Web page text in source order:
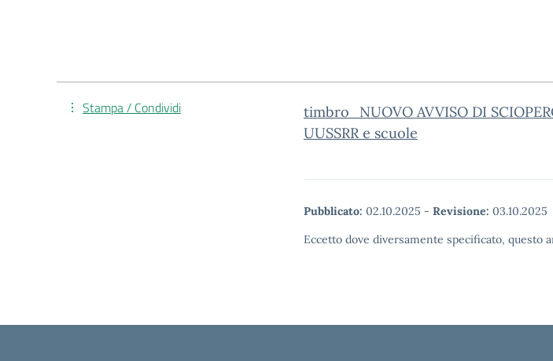
timbro_NUOVO AVVISO DI
UUSSRR e scuole
Pubblicato: 02.10.2025 - Revisione: 03.10.2025
Eccetto dove diversamente specificato, questo
Stampa / Condividi